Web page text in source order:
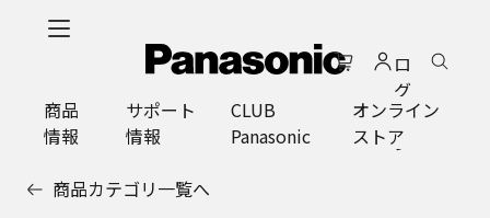
ロ
グ
イ
ン
商品
情報
サポート
情報
CLUB
Panasonic
オンライン
ストア
商品カテゴリ一覧へ